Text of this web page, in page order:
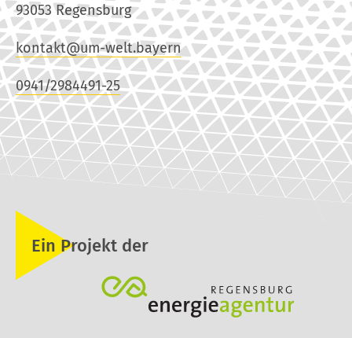
93053 Regensburg
kontakt@um-welt.bayern
0941/2984491-25
Ein Projekt der